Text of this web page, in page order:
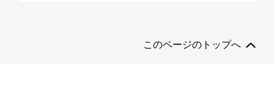
このページのトップへ